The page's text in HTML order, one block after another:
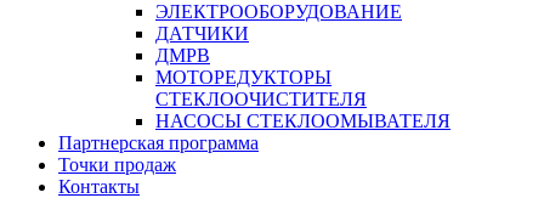
ЭЛЕКТРООБОРУДОВАНИЕ
ДАТЧИКИ
ДМРВ
МОТОРЕДУКТОРЫ
СТЕКЛООЧИСТИТЕЛЯ
НАСОСЫ СТЕКЛООМЫВАТЕЛЯ
Партнерская программа
Точки продаж
Контакты